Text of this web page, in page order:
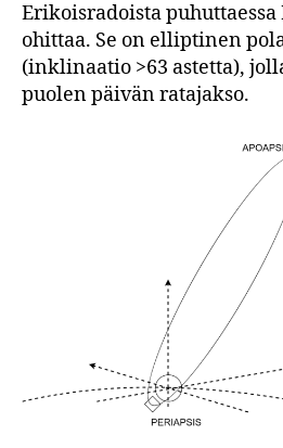
Erikoisradoista
ohittaa. Se on elliptinen
(inklinaatio >63 astetta),
puolen päivän ratajakso.